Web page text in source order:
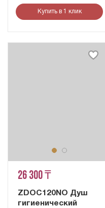
Купить в 1 клик
26 300 ₸
ZDOC120NO Душ
гигиенический